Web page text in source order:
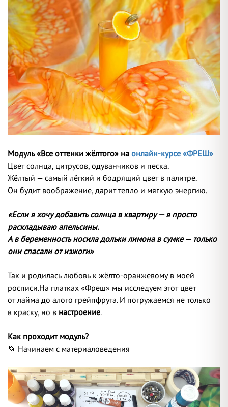
Модуль «Все оттенки жёлтого» на онлайн-курсе «ФРЕШ»
Цвет солнца, цитрусов, одуванчиков и песка.
Жёлтый — самый лёгкий и бодрящий цвет в палитре.
Он будит воображение, дарит тепло и мягкую энергию.
«Если я хочу добавить солнца в квартиру — я просто
раскладываю апельсины.
А в беременность носила дольки лимона в сумке — только
они спасали от изжоги»
Так и родилась любовь к жёлто-оранжевому в моей
росписи.На платках «Фреш» мы исследуем этот цвет
от лайма до алого грейпфрута. И погружаемся не только
в краску, но в настроение.
Как проходит модуль?
🌀 Начинаем с материаловедения